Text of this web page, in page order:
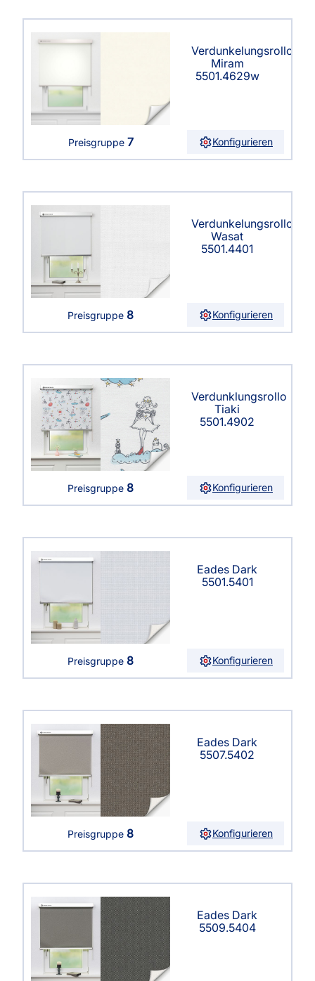
Verdunkelungsrollo
Miram
5501.4629w
Preisgruppe 7 Konfigurieren
Verdunkelungsrollo
Wasat
5501.4401
Preisgruppe 8 Konfigurieren
Verdunklungsrollo
Tiaki
5501.4902
Preisgruppe 8 Konfigurieren
Eades Dark
5501.5401
Preisgruppe 8 Konfigurieren
Eades Dark
5507.5402
Preisgruppe 8 Konfigurieren
Eades Dark
5509.5404